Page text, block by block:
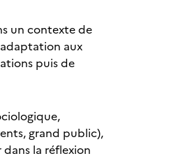
un contexte de
aux
puis de
grand public),
la réflexion